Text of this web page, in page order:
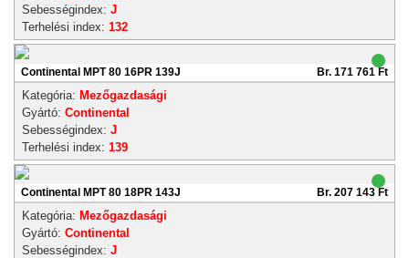
Sebességindex: J
Terhelési index: 132
Continental MPT 80 16PR 139J Br. 171 761 Ft
Kategória: Mezőgazdasági
Gyártó: Continental
Sebességindex: J
Terhelési index: 139
Continental MPT 80 18PR 143J Br. 207 143 Ft
Kategória: Mezőgazdasági
Gyártó: Continental
Sebességindex: J